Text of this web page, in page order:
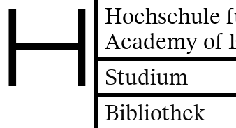
H
Hochschule
Academy of
Studium
Bibliothek